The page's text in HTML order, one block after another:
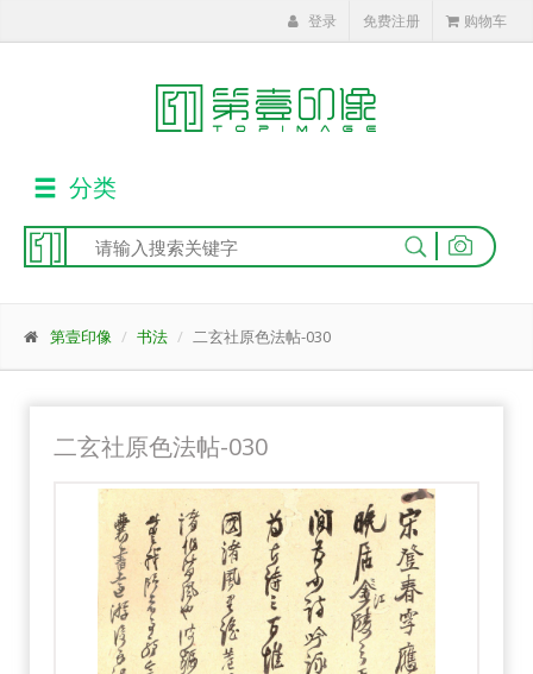
登录 免费注册 购物车
分类
|
第壹印像 书法 二玄社原色法帖-030
二玄社原色法帖-030